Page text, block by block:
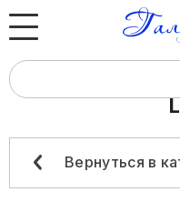
Юридическим
Физическим
Вернуться в